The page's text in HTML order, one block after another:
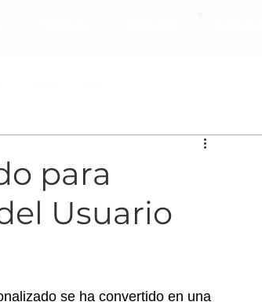
para
Usuario
se ha convertido en una